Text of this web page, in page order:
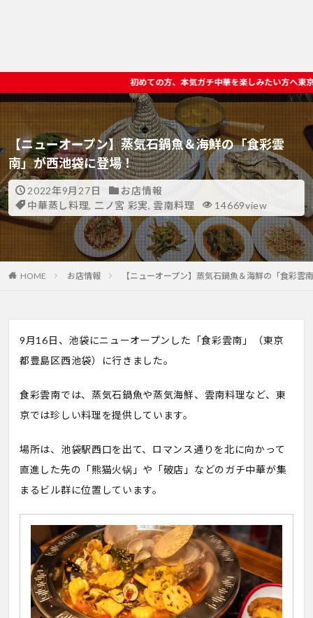
の方、本気ガチ中華を楽しみたい方へ東京ディープチャイナオススメ店 >>
【ニューオープン】蒸気石鍋魚＆海鮮の「食彩雲
南」が西池袋に登場！
2022年9月27日
お店情報
中華蒸し料理, 二ノ宮 彩実, 雲南料理 14669view
HOME お店情報 【ニューオープン】蒸気石鍋魚＆海鮮の「食彩雲
9月16日、池袋にニューオープンした「食彩雲南」（東京
都豊島区西池袋）に行きました。
食彩雲南では、蒸気石鍋魚や蒸気海鮮、雲南料理など、東
京では珍しい料理を提供しています。
場所は、池袋駅西口を出て、ロマンス通りを北に向かって
直進した先の「熊猫火锅」や「破店」などのガチ中華が集
まるビル群に位置しています。